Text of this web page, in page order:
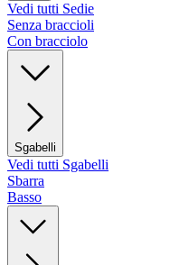
Vedi tutti Sedie
Senza braccioli
Con bracciolo
Sgabelli
Vedi tutti Sgabelli
Sbarra
Basso